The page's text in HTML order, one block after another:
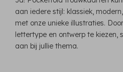
aan iedere stijl: klassiek,
met onze unieke illustraties.
lettertype en ontwerp te kiezen,
aan bij jullie thema.